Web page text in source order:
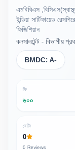
এমবিবিএস
ইন্ডিয়া সার্টিফায়েড
ফিজিশিয়ান
কনসালটেন্ট - বিভাগীয়
BMDC: A-
ফি
৬০০
রেটিং
0
0 Reviews